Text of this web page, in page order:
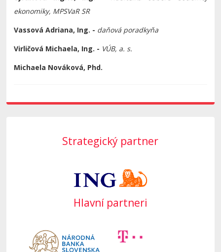
ekonomiky, MPSVaR SR
Vassová Adriana, Ing. - daňová poradkyňa
Virličová Michaela, Ing. - VÚB, a. s.
Michaela Nováková, Phd.
Strategický partner
Hlavní partneri